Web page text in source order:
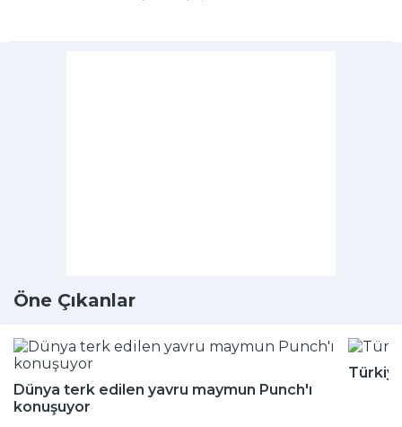
Öne Çıkanlar
Dünya terk edilen yavru maymun Punch'ı
konuşuyor